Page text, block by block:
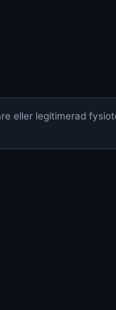
eller legitimerad